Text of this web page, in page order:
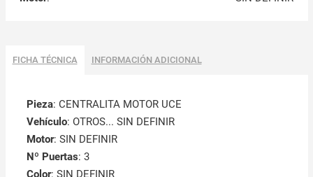
FICHA TÉCNICA INFORMACIÓN ADICIONAL
Pieza: CENTRALITA MOTOR UCE
Vehículo: OTROS... SIN DEFINIR
Motor: SIN DEFINIR
Nº Puertas: 3
Color: SIN DEFINIR